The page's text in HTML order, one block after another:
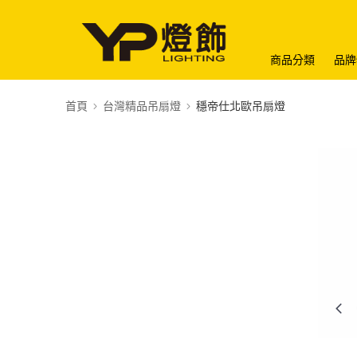
商品分類 品
首頁 台灣精品吊扇燈 穩帝仕北歐吊扇燈